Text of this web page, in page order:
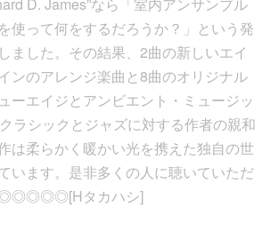
D. James”なら「室内アンサンブル
使って何をするだろうか？」という発
ました。その結果、2曲の新しいエイ
ンのアレンジ楽曲と8曲のオリジナル
ーエイジとアンビエント・ミュージッ
ラシックとジャズに対する作者の親和
は柔らかく暖かい光を携えた独自の世
います。是非多くの人に聴いていただ
◎◎◎◎◎[Hタカハシ]